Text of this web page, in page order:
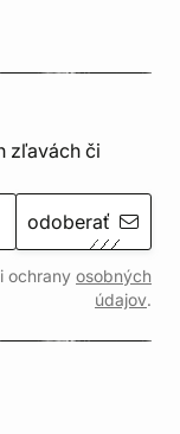
zľavách či
odoberať
ochrany osobných
údajov.